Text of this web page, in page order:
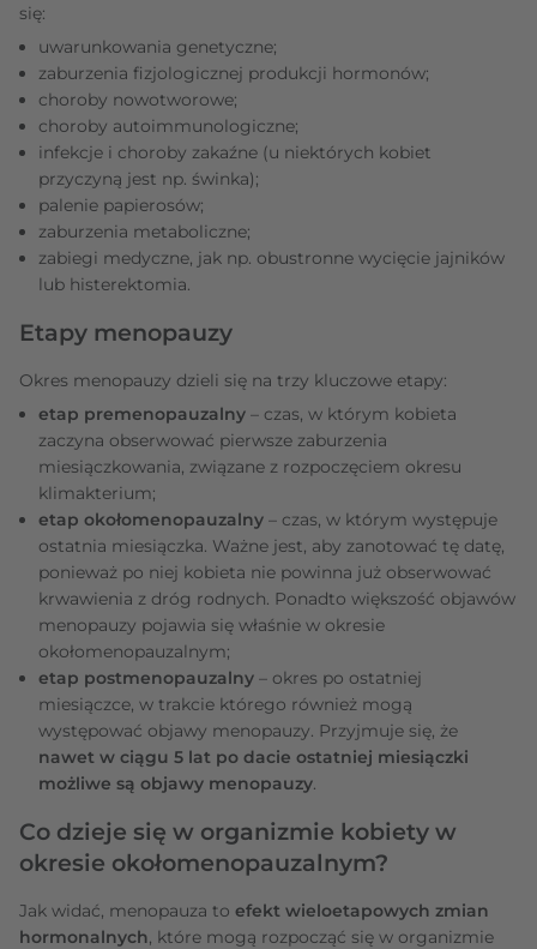
się:
uwarunkowania genetyczne;
zaburzenia fizjologicznej produkcji hormonów;
choroby nowotworowe;
choroby autoimmunologiczne;
infekcje i choroby zakaźne (u niektórych kobiet
przyczyną jest np. świnka);
palenie papierosów;
zaburzenia metaboliczne;
zabiegi medyczne, jak np. obustronne wycięcie jajników
lub histerektomia.
Etapy menopauzy
Okres menopauzy dzieli się na trzy kluczowe etapy:
etap premenopauzalny – czas, w którym kobieta
zaczyna obserwować pierwsze zaburzenia
miesiączkowania, związane z rozpoczęciem okresu
klimakterium;
etap okołomenopauzalny – czas, w którym występuje
ostatnia miesiączka. Ważne jest, aby zanotować tę datę,
ponieważ po niej kobieta nie powinna już obserwować
krwawienia z dróg rodnych. Ponadto większość objawów
menopauzy pojawia się właśnie w okresie
okołomenopauzalnym;
etap postmenopauzalny – okres po ostatniej
miesiączce, w trakcie którego również mogą
występować objawy menopauzy. Przyjmuje się, że
nawet w ciągu 5 lat po dacie ostatniej miesiączki
możliwe są objawy menopauzy.
Co dzieje się w organizmie kobiety w
okresie okołomenopauzalnym?
Jak widać, menopauza to efekt wieloetapowych zmian
hormonalnych, które mogą rozpocząć się w organizmie